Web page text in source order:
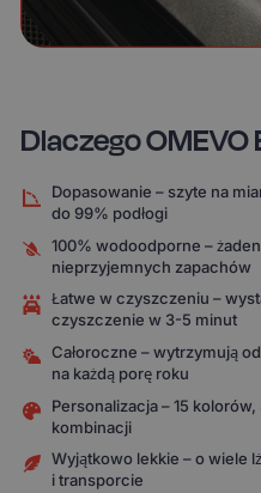
Dlaczego OMEVO
Dopasowanie – szyte na
do 99% podłogi
100% wodoodporne –
nieprzyjemnych zapachów
Łatwe w czyszczeniu –
czyszczenie w 3-5 minut
Całoroczne – wytrzymują
na każdą porę roku
Personalizacja – 15
kombinacji
Wyjątkowo lekkie – o wiele
i transporcie